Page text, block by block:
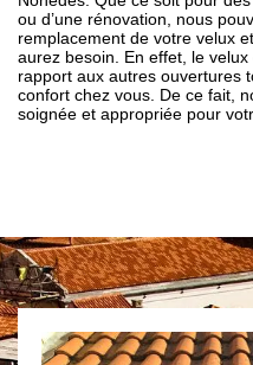
ou d’une rénovation, nous
remplacement de votre velux
aurez besoin. En effet, le
rapport aux autres ouvertures
confort chez vous. De ce fait,
soignée et appropriée pour